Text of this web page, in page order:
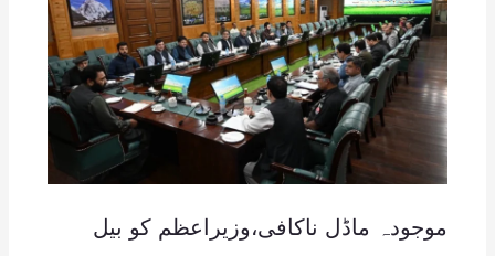
موجودہ ماڈل ناکافی،وزیراعظم کو بیل